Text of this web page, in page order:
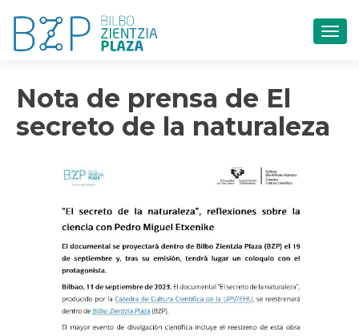
Nota de prensa de El
secreto de la naturaleza